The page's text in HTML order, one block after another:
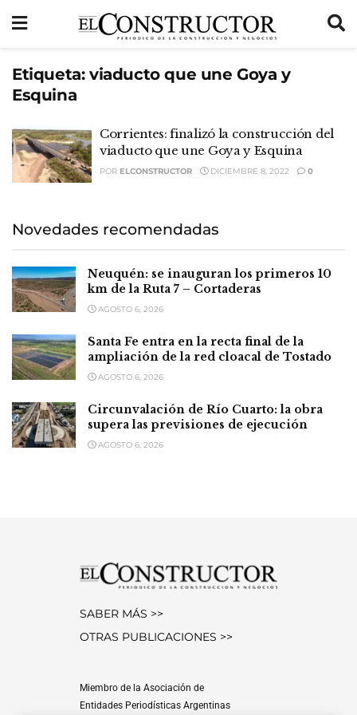
Etiqueta: viaducto que une Goya y
Esquina
Corrientes: finalizó la construcción del
viaducto que une Goya y Esquina
POR ELCONSTRUCTOR DICIEMBRE 8, 2022 0
Novedades recomendadas
Neuquén: se inauguran los primeros 10
km de la Ruta 7 – Cortaderas
AGOSTO 6, 2026
Santa Fe entra en la recta final de la
ampliación de la red cloacal de Tostado
AGOSTO 6, 2026
Circunvalación de Río Cuarto: la obra
supera las previsiones de ejecución
AGOSTO 6, 2026
SABER MÁS >>
OTRAS PUBLICACIONES >>
Miembro de la Asociación de
Entidades Periodísticas Argentinas